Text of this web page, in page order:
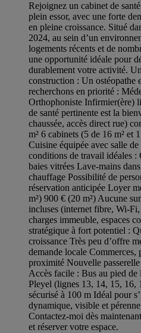
Rejoignez un cabinet de
plein essor, avec une forte
en pleine croissance. Situé
2024, au sein d’un
logements récents et de
une opportunité idéale pour
durablement votre activité.
construction : Un ostéopathe
recherchons en priorité :
Orthophoniste Infirmier(ère)
de santé pertinente est la
chaussée, accès direct rue)
m² 6 cabinets (5 de 16 m² et
Cuisine équipée avec salle
conditions de travail idéales :
baies vitrées Lave-mains
chauffage Possibilité de
réservation anticipée Loyer
m²) 900 € (20 m²) Aucune
incluses (internet fibre, Wi-
charges immeuble, espaces
stratégique à fort potentiel :
croissance Très peu d’offre
demande locale Commerces,
proximité Nouvelle
Accès facile : Bus au pied
Pleyel (lignes 13, 14, 15, 16,
sécurisé à 100 m Idéal pour
dynamique, visible et
Contactez-moi dès
et réserver votre espace.